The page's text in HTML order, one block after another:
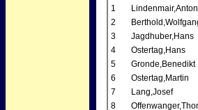
1
Lindenmair,Anton
2
3
Jagdhuber,Hans
4
Ostertag,Hans
5
Gronde,Benedikt
6
Ostertag,Martin
7
Lang,Josef
8